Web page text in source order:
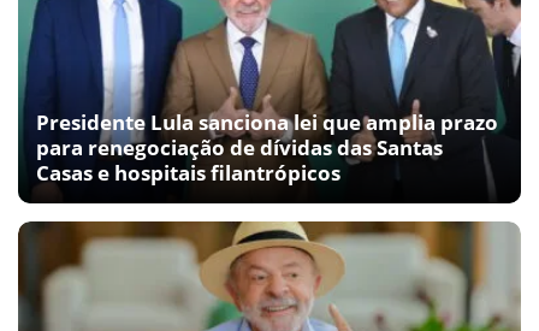
Presidente Lula sanciona lei que amplia prazo
para renegociação de dívidas das Santas
Casas e hospitais filantrópicos